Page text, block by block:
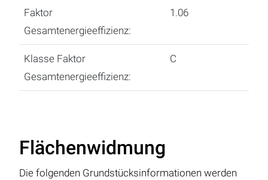
Faktor
Gesamtenergieeffizienz:
1.06
Klasse Faktor
Gesamtenergieeffizienz:
C
Flächenwidmung
Die folgenden Grundstücksinformationen werden